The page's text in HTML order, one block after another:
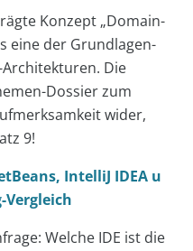
Konzept „Domain-
eine der Grundlagen-
Die
Dossier zum
wider,
9!
IntelliJ IDEA u
Vergleich
Welche IDE ist die